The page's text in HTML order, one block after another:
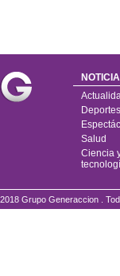
Deportes
Salud
Ciencia
2018 Grupo Generaccion .